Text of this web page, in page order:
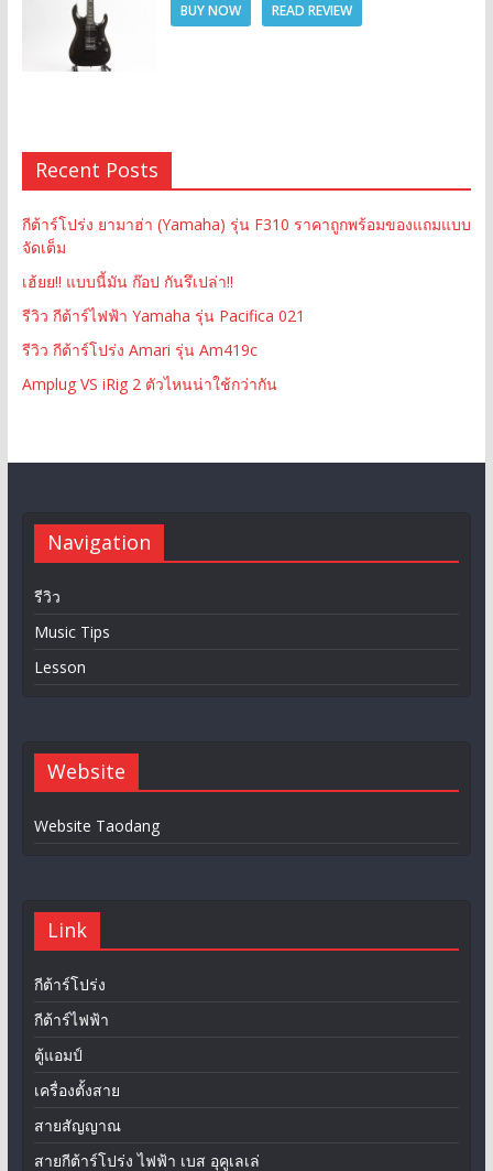
BUY NOW READ REVIEW
Recent Posts
กีต้าร์โปร่ง ยามาฮ่า (Yamaha) รุ่น F310 ราคาถูกพร้อมของแถมแบบ
จัดเต็ม
เฮ้ยย!! แบบนี้มัน ก๊อป กันรึเปล่า!!
รีวิว กีต้าร์ไฟฟ้า Yamaha รุ่น Pacifica 021
รีวิว กีต้าร์โปร่ง Amari รุ่น Am419c
Amplug VS iRig 2 ตัวไหนน่าใช้กว่ากัน
Navigation
รีวิว
Music Tips
Lesson
Website
Website Taodang
Link
กีต้าร์โปร่ง
กีต้าร์ไฟฟ้า
ตู้แอมป์
เครื่องตั้งสาย
สายสัญญาณ
สายกีต้าร์โปร่ง ไฟฟ้า เบส อุคูเลเล่